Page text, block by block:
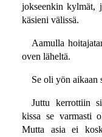
jokseenkin kylmät,
käsieni välissä.
Aamulla
oven läheltä.
Se oli yön aikaan
Juttu kerrottiin
kissa se varmasti
Mutta asia ei